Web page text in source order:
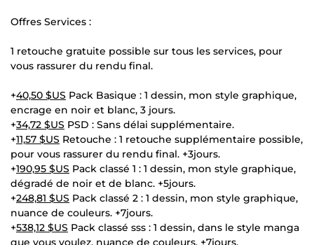
Offres Services :
1 retouche gratuite possible sur tous les services, pour
vous rassurer du rendu final.
+40,50 $US Pack Basique : 1 dessin, mon style graphique,
encrage en noir et blanc, 3 jours.
+34,72 $US PSD : Sans délai supplémentaire.
+11,57 $US Retouche : 1 retouche supplémentaire possible,
pour vous rassurer du rendu final. +3jours.
+190,95 $US Pack classé 1 : 1 dessin, mon style graphique,
dégradé de noir et de blanc. +5jours.
+248,81 $US Pack classé 2 : 1 dessin, mon style graphique,
nuance de couleurs. +7jours.
+538,12 $US Pack classé sss : 1 dessin, dans le style manga
que vous voulez, nuance de couleurs. +7jours.